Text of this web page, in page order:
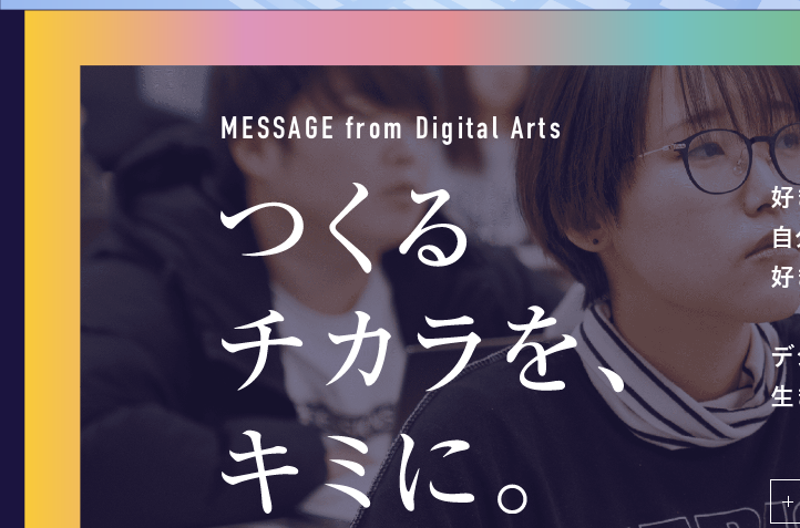
MESSAGE from Digital Arts
好
自
好
デ
生